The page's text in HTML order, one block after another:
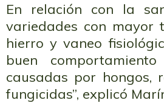
En relación con la
variedades con mayor
hierro y vaneo
buen
causadas por hongos,
fungicidas”, explicó